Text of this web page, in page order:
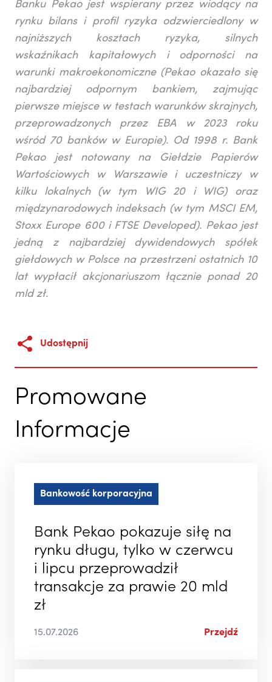
Banku Pekao jest wspierany przez wiodący na
rynku bilans i profil ryzyka odzwierciedlony w
najniższych kosztach ryzyka, silnych
wskaźnikach kapitałowych i odporności na
warunki makroekonomiczne (Pekao okazało się
najbardziej odpornym bankiem, zajmując
pierwsze miejsce w testach warunków skrajnych,
przeprowadzonych przez EBA w 2023 roku
wśród 70 banków w Europie). Od 1998 r. Bank
Pekao jest notowany na Giełdzie Papierów
Wartościowych w Warszawie i uczestniczy w
kilku lokalnych (w tym WIG 20 i WIG) oraz
międzynarodowych indeksach (w tym MSCI EM,
Stoxx Europe 600 i FTSE Developed). Pekao jest
jedną z najbardziej dywidendowych spółek
giełdowych w Polsce na przestrzeni ostatnich 10
lat wypłacił akcjonariuszom łącznie ponad 20
mld zł.
Udostępnij
Promowane
Informacje
Bankowość korporacyjna
Bank Pekao pokazuje siłę na
rynku długu, tylko w czerwcu
i lipcu przeprowadził
transakcje za prawie 20 mld
zł
15.07.2026 Przejdź